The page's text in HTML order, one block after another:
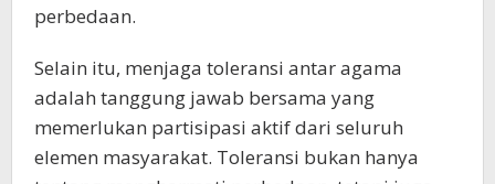
perbedaan.
Selain itu, menjaga toleransi antar agama
adalah tanggung jawab bersama yang
memerlukan partisipasi aktif dari seluruh
elemen masyarakat. Toleransi bukan hanya